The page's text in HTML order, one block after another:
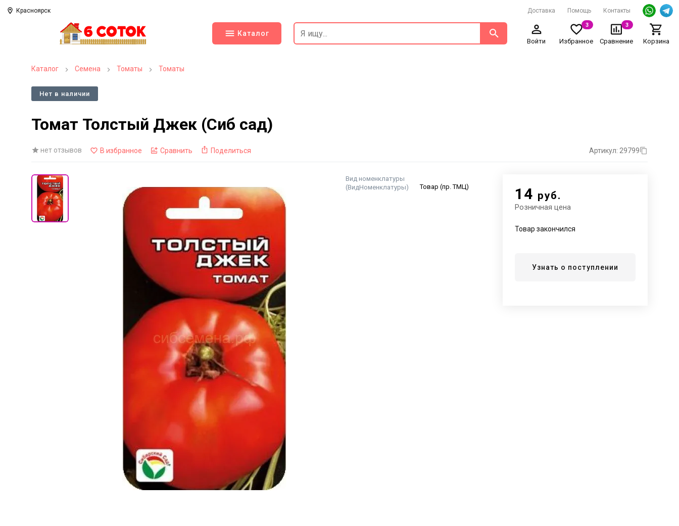
Красноярск Доставка Помощь Контакты
Каталог
Войти Избранное
3
Сравнение
3
Корзина
Каталог Семена Томаты Томаты
Нет в наличии
Томат Толстый Джек (Сиб сад)
нет отзывов В избранное Сравнить Поделиться Артикул: 29799
Вид номенклатуры
(ВидНоменклатуры)
Товар (пр. ТМЦ) 14 руб.
Розничная цена
Товар закончился
Узнать о поступлении